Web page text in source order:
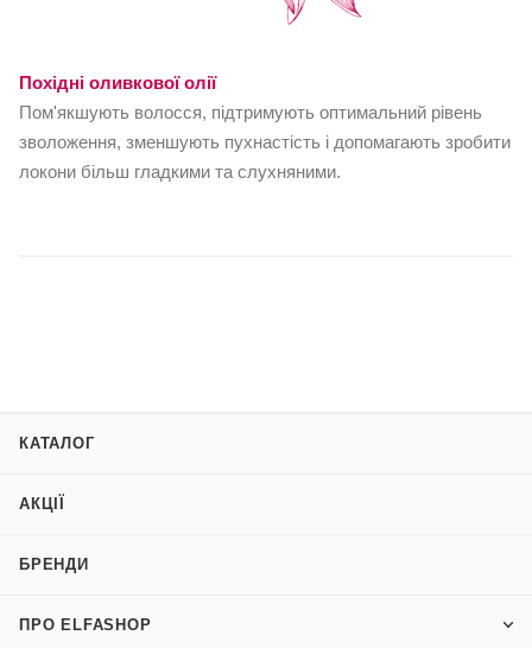
Похідні оливкової олії
Пом'якшують волосся, підтримують оптимальний рівень
зволоження, зменшують пухнастість і допомагають зробити
локони більш гладкими та слухняними.
КАТАЛОГ
АКЦІЇ
БРЕНДИ
ПРО ELFASHOP